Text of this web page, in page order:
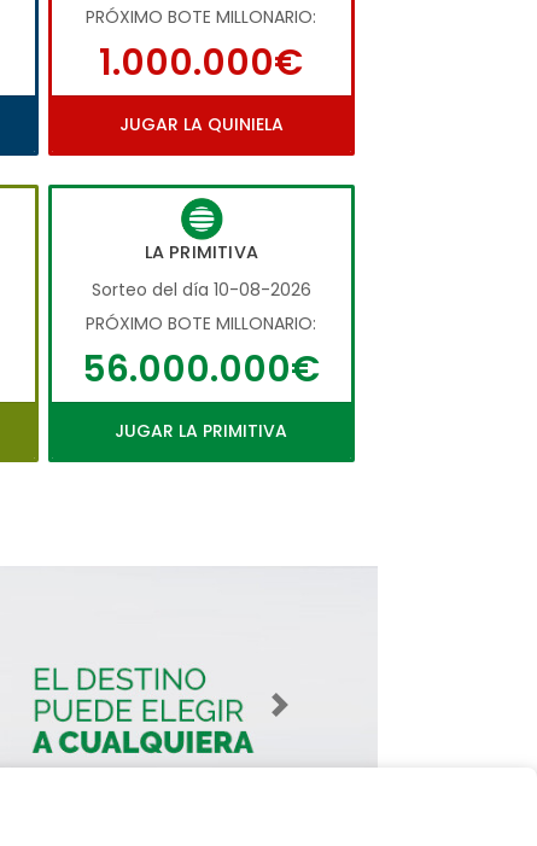
PRÓXIMO BOTE MILLONARIO:
1.000.000€
JUGAR LA QUINIELA
LA PRIMITIVA
Sorteo del día 10-08-2026
PRÓXIMO BOTE MILLONARIO:
56.000.000€
JUGAR LA PRIMITIVA
Imagen siguiente